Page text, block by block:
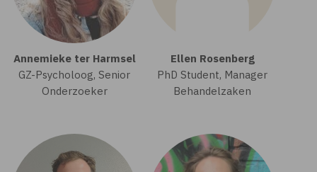
Annemieke ter Harmsel
GZ-Psycholoog, Senior
Onderzoeker
Ellen Rosenberg
PhD Student, Manager
Behandelzaken